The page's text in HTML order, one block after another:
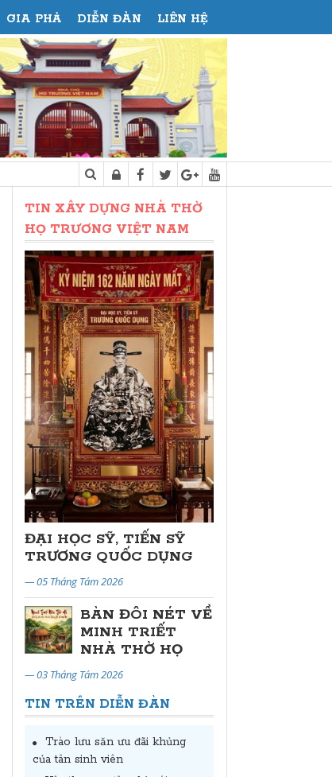
GIA PHẢ DIỄN ĐÀN LIÊN HỆ
HỘI ĐỒNG HỌ TRƯƠNG HÀ NAM
TIN XÂY DỰNG NHÀ THỜ
HỌ TRƯƠNG VIỆT NAM
ĐẠI HỌC SỸ, TIẾN SỸ
TRƯƠNG QUỐC DỤNG
— 05 Tháng Tám 2026
BÀN ĐÔI NÉT VỀ
MINH TRIẾT
NHÀ THỜ HỌ
— 03 Tháng Tám 2026
TIN TRÊN DIỄN ĐÀN
Trào lưu săn ưu đãi khủng
của tân sinh viên